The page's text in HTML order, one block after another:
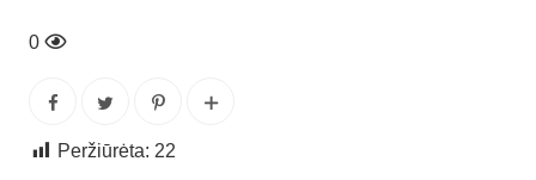
0
Peržiūrėta: 22